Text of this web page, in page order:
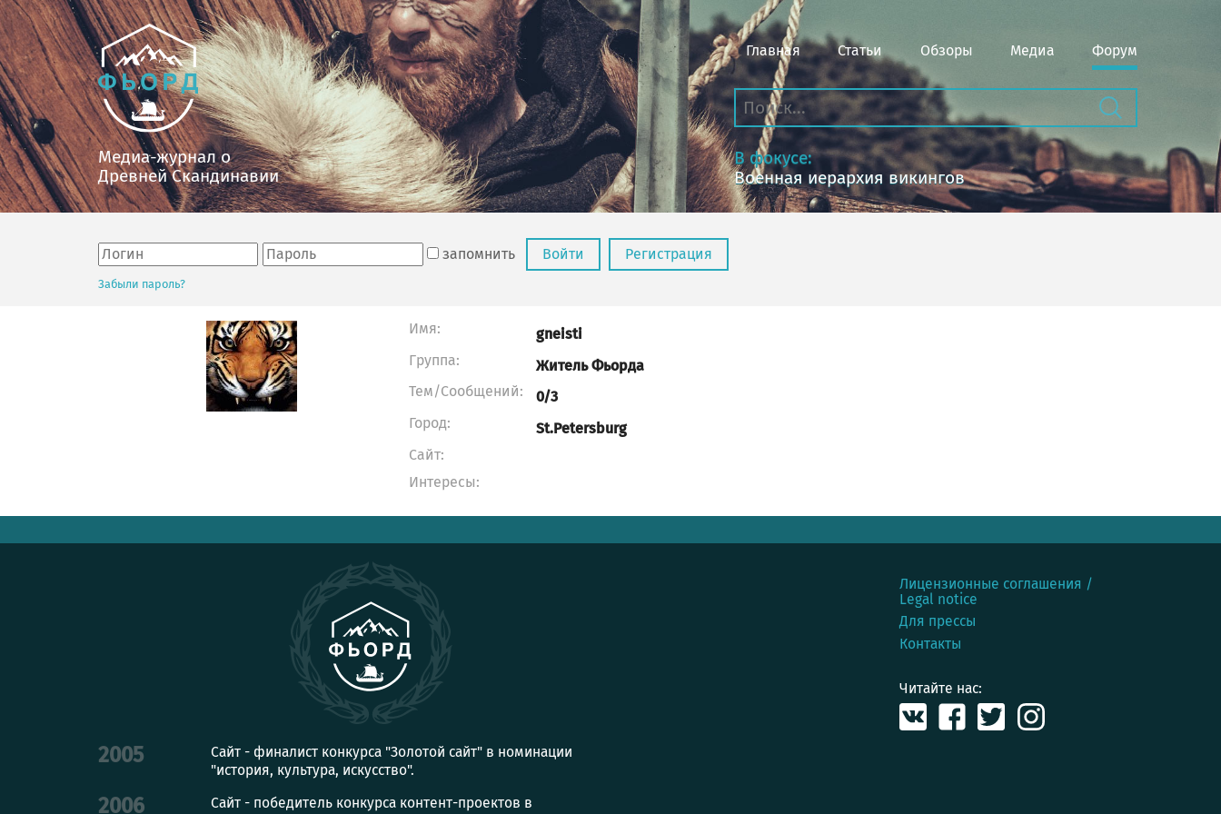
Медиа-журнал о
Древней Скандинавии
Главная Статьи Обзоры Медиа Форум
В фокусе:
Военная иерархия викингов
запомнить Войти Регистрация
Забыли пароль?
Имя: gneisti
Группа: Житель Фьорда
Тем/Сообщений: 0/3
Город: St.Petersburg
Сайт:
Интересы:
2005
Сайт - финалист конкурса "Золотой сайт" в номинации
"история, культура, искусство".
2006
Сайт - победитель конкурса контент-проектов в
Лицензионные соглашения /
Legal notice
Для прессы
Контакты
Читайте нас: